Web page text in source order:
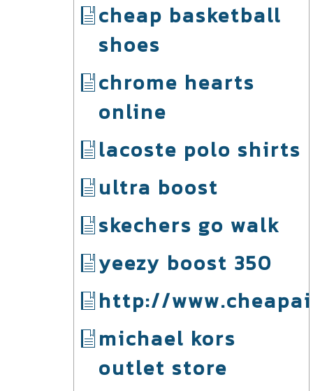
cheap basketball
shoes
chrome hearts
online
lacoste polo shirts
ultra boost
skechers go walk
yeezy boost 350
http://
michael kors
outlet store